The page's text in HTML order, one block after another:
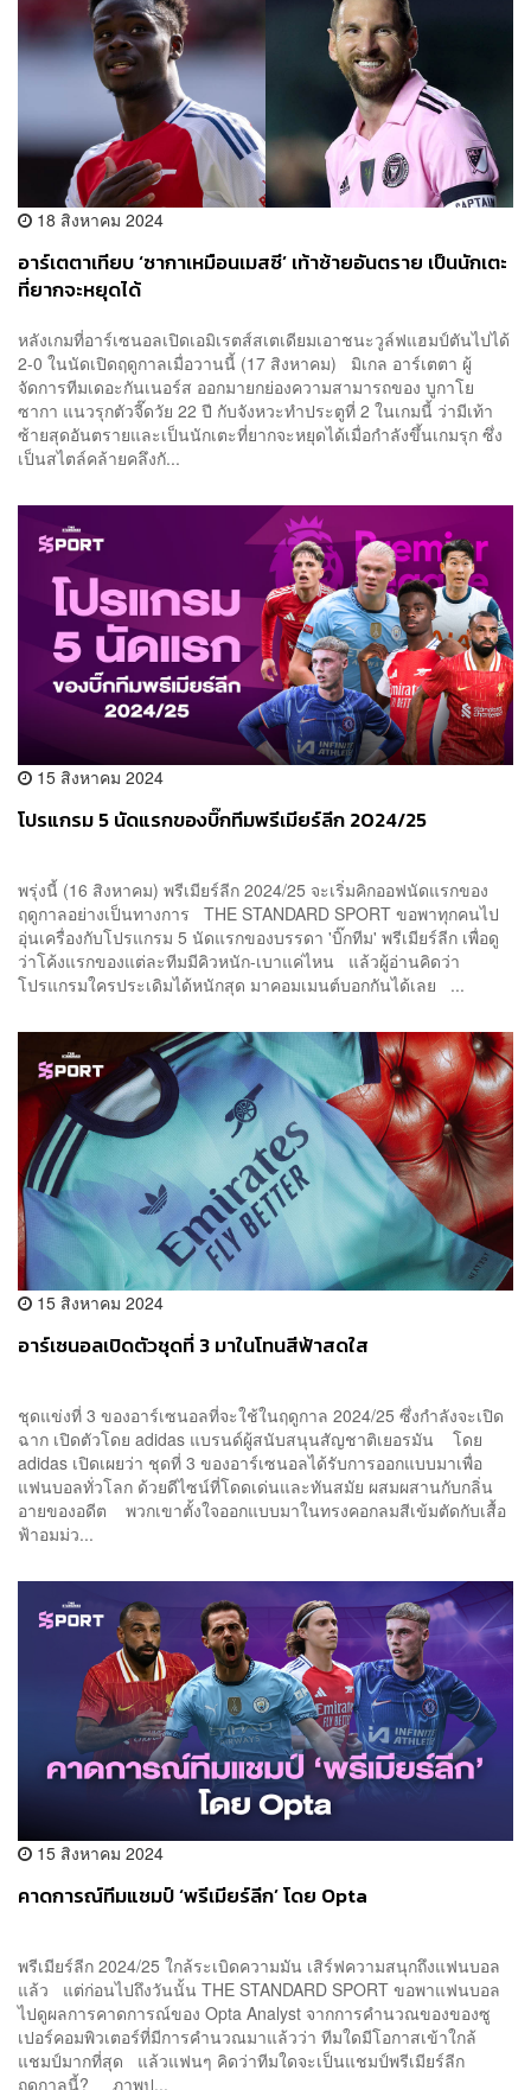
18 สิงหาคม 2024
อาร์เตตาเทียบ ‘ซากาเหมือนเมสซี’ เท้าซ้ายอันตราย เป็นนักเตะ
ที่ยากจะหยุดได้
หลังเกมที่อาร์เซนอลเปิดเอมิเรตส์สเตเดียมเอาชนะวูล์ฟแฮมป์ตันไปได้
2-0 ในนัดเปิดฤดูกาลเมื่อวานนี้ (17 สิงหาคม) มิเกล อาร์เตตา ผู้
จัดการทีมเดอะกันเนอร์ส ออกมายกย่องความสามารถของ บูกาโย
ซากา แนวรุกตัวจี๊ดวัย 22 ปี กับจังหวะทำประตูที่ 2 ในเกมนี้ ว่ามีเท้า
ซ้ายสุดอันตรายและเป็นนักเตะที่ยากจะหยุดได้เมื่อกำลังขึ้นเกมรุก ซึ่ง
เป็นสไตล์คล้ายคลึงกั...
15 สิงหาคม 2024
โปรแกรม 5 นัดแรกของบิ๊กทีมพรีเมียร์ลีก 2024/25
พรุ่งนี้ (16 สิงหาคม) พรีเมียร์ลีก 2024/25 จะเริ่มคิกออฟนัดแรกของ
ฤดูกาลอย่างเป็นทางการ THE STANDARD SPORT ขอพาทุกคนไป
อุ่นเครื่องกับโปรแกรม 5 นัดแรกของบรรดา 'บิ๊กทีม' พรีเมียร์ลีก เพื่อดู
ว่าโค้งแรกของแต่ละทีมมีคิวหนัก-เบาแค่ไหน แล้วผู้อ่านคิดว่า
โปรแกรมใครประเดิมได้หนักสุด มาคอมเมนต์บอกกันได้เลย ...
15 สิงหาคม 2024
อาร์เซนอลเปิดตัวชุดที่ 3 มาในโทนสีฟ้าสดใส
ชุดแข่งที่ 3 ของอาร์เซนอลที่จะใช้ในฤดูกาล 2024/25 ซึ่งกำลังจะเปิด
ฉาก เปิดตัวโดย adidas แบรนด์ผู้สนับสนุนสัญชาติเยอรมัน โดย
adidas เปิดเผยว่า ชุดที่ 3 ของอาร์เซนอลได้รับการออกแบบมาเพื่อ
แฟนบอลทั่วโลก ด้วยดีไซน์ที่โดดเด่นและทันสมัย ​​ผสมผสานกับกลิ่น
อายของอดีต พวกเขาตั้งใจออกแบบมาในทรงคอกลมสีเข้มตัดกับเสื้อ
ฟ้าอมม่ว...
15 สิงหาคม 2024
คาดการณ์ทีมแชมป์ ‘พรีเมียร์ลีก’ โดย Opta
พรีเมียร์ลีก 2024/25 ใกล้ระเบิดความมัน เสิร์ฟความสนุกถึงแฟนบอล
แล้ว แต่ก่อนไปถึงวันนั้น THE STANDARD SPORT ขอพาแฟนบอล
ไปดูผลการคาดการณ์ของ Opta Analyst จากการคำนวณของของซู
เปอร์คอมพิวเตอร์ที่มีการคำนวณมาแล้วว่า ทีมใดมีโอกาสเข้าใกล้
แชมป์มากที่สุด แล้วแฟนๆ คิดว่าทีมใดจะเป็นแชมป์พรีเมียร์ลีก
ฤดูกาลนี้? ภาพป...